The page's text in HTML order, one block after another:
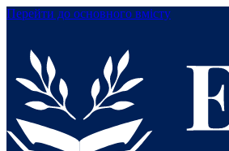
Перейти до основного вмісту